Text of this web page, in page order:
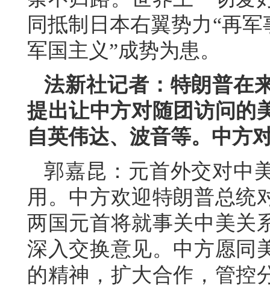
同抵制日本右翼势力“再
军国主义”成势为患。
法新社记者：特朗普在
提出让中方对随团访问的
自英伟达、波音等。中方
郭嘉昆：元首外交对中
用。中方欢迎特朗普总统
两国元首将就事关中美关
深入交换意见。中方愿同
的精神，扩大合作，管控